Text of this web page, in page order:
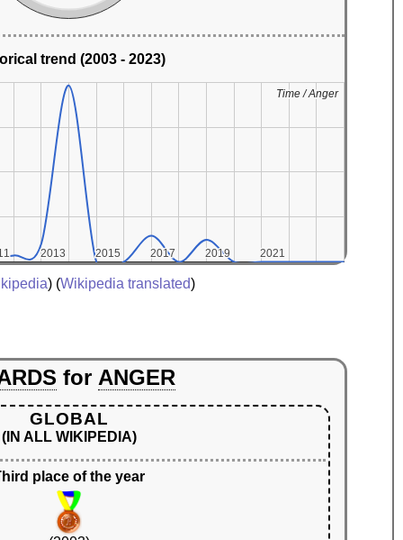
trend (2003 - 2023)
2013
2013 2015
2015 2017
2017 2019
2019 2021
2021
Time / Anger
Time / Anger
) (Wikipedia translated)
for ANGER
GLOBAL
(IN ALL WIKIPEDIA)
place of the year